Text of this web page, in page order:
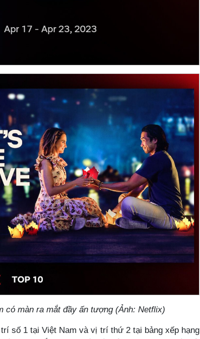
có màn ra mắt đầy ấn tượng (Ảnh: Netflix)
số 1 tại Việt Nam và vị trí thứ 2 tại bảng xếp hạng